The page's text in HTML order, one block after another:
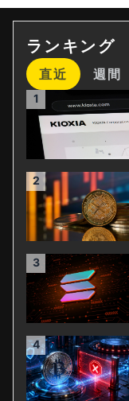
ランキング
直近 週間
1
2
3
4